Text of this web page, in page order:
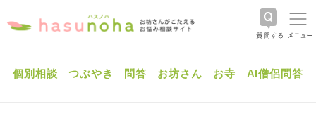
個別相談 つぶやき 問答 お坊さん お寺 AI僧侶問答